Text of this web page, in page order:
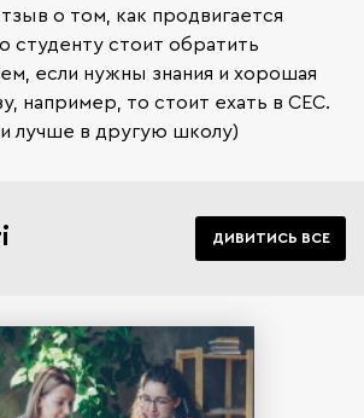
о том, как продвигается
студенту стоит обратить
если нужны знания и хорошая
например, то стоит ехать в CEC.
лучше в другую школу)
ДИВИТИСЬ ВСЕ